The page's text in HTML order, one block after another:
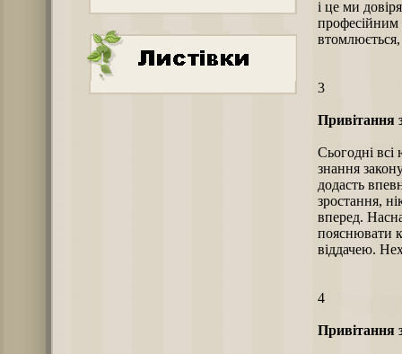
і це ми
професійним
втомлюється,
3
Привітання
Сьогодні
знання
додасть
зростання,
вперед.
пояснювати
віддачею.
4
Привітання